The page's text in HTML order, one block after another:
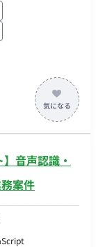
ジニアを募集
装 ・Webフロ
通コンポーネ
らではのUX改
務経験 ・
・テストまでの
でのアプリ立ち
音声認識・
案件